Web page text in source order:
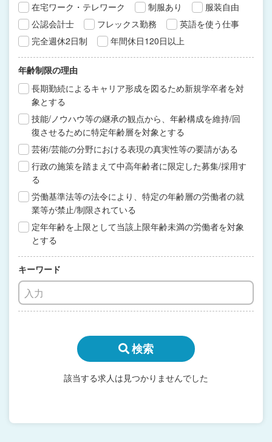
在宅ワーク・テレワーク
制服あり
服装自由
公認会計士
フレックス勤務
英語を使う仕事
完全週休2日制
年間休日120日以上
年齢制限の理由
長期勤続によるキャリア形成を図るため新規学卒者を対
象とする
技能/ノウハウ等の継承の観点から、年齢構成を維持/回
復させるために特定年齢層を対象とする
芸術/芸能の分野における表現の真実性等の要請がある
行政の施策を踏まえて中高年齢者に限定した募集/採用す
る
労働基準法等の法令により、特定の年齢層の労働者の就
業等が禁止/制限されている
定年年齢を上限として当該上限年齢未満の労働者を対象
とする
キーワード
検索
該当する求人は見つかりませんでした